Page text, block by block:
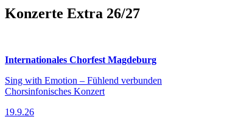
Konzerte Extra 26/27
Internationales Chorfest Magdeburg
Sing with Emotion – Fühlend verbunden
Chorsinfonisches Konzert
19.9.26